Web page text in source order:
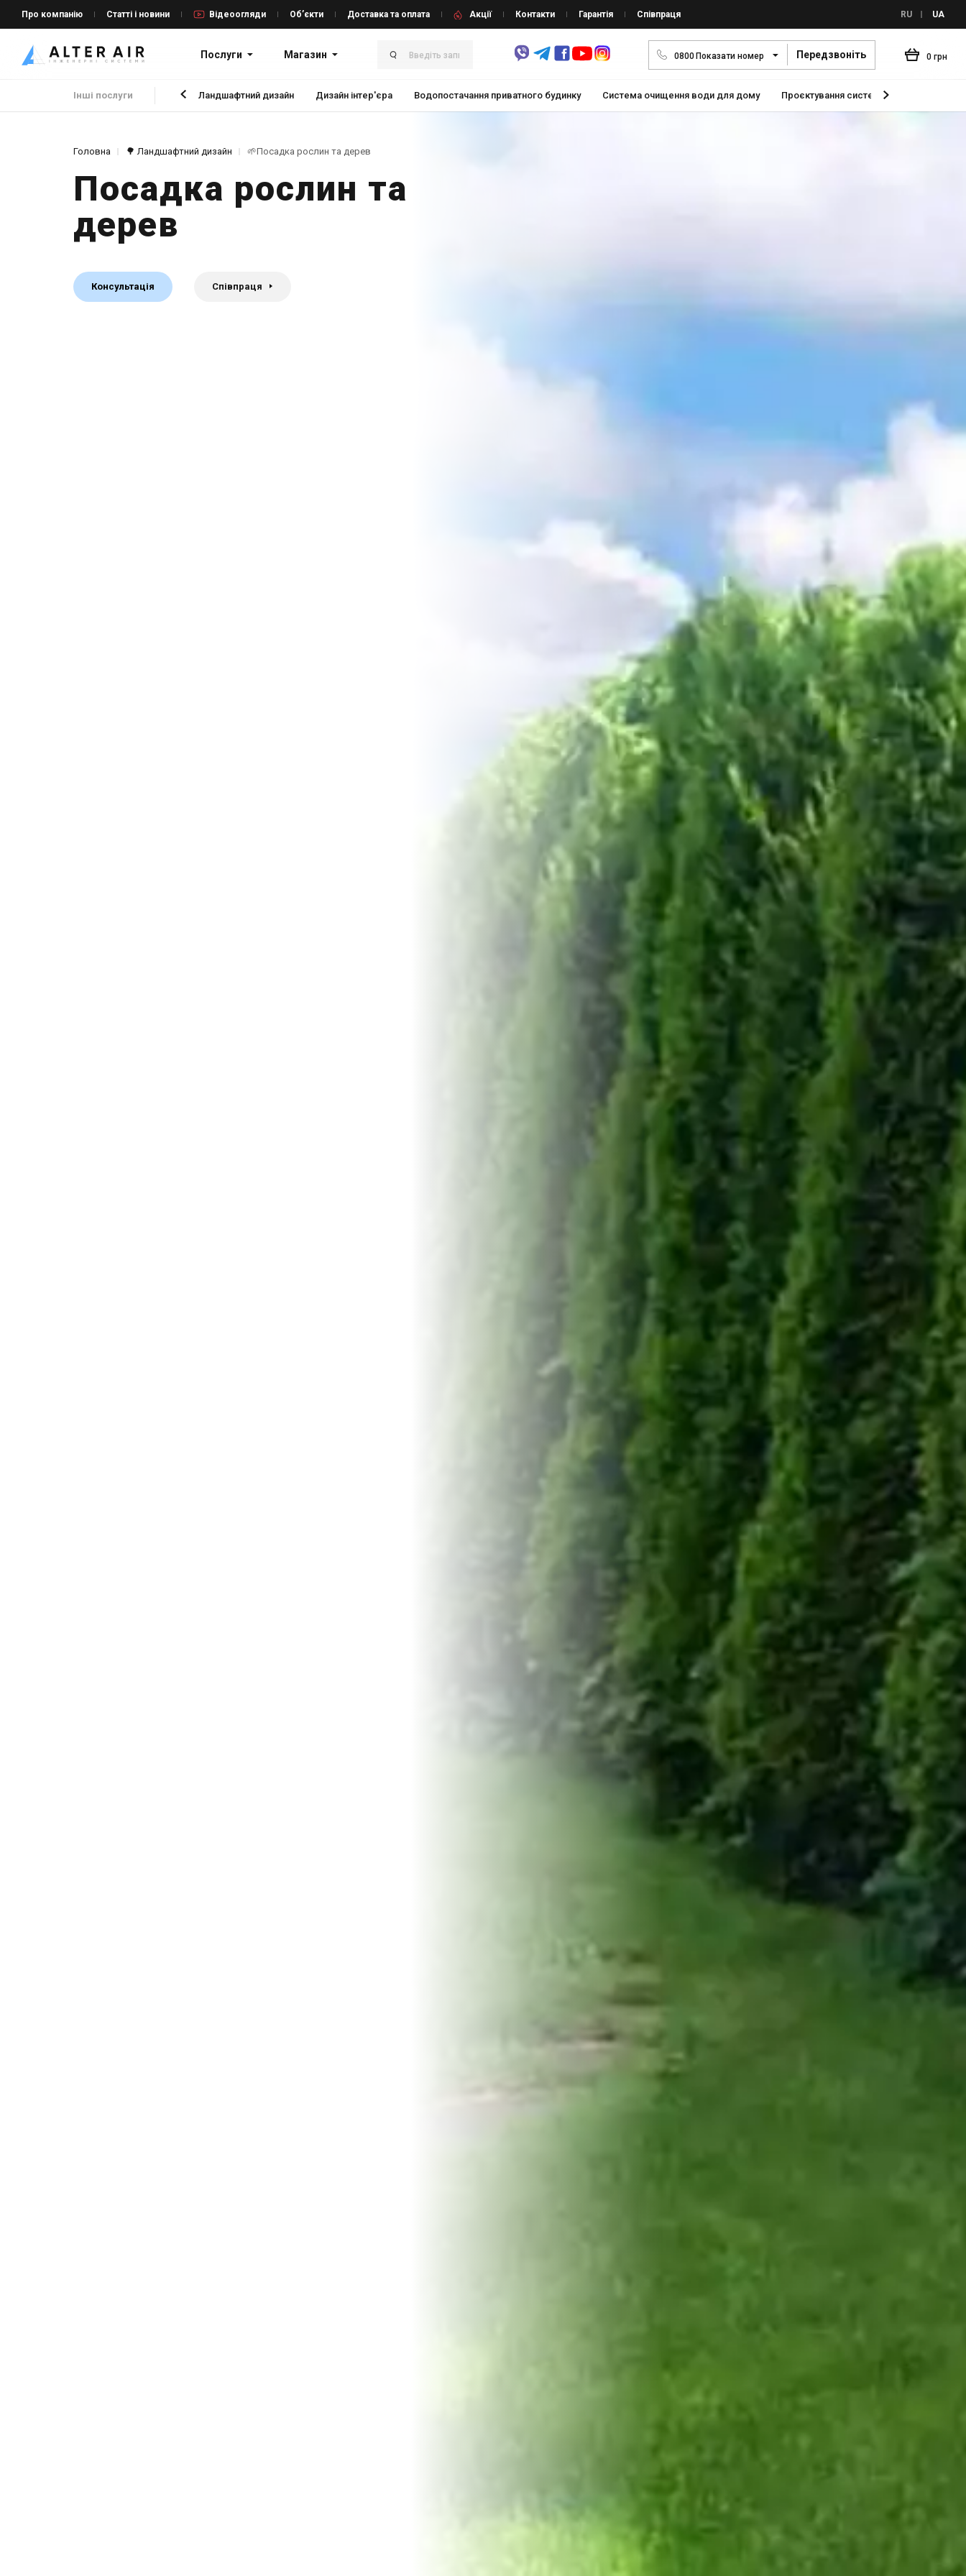
Про компанію Статті і новини Відеоогляди Об’єкти Доставка та оплата Акції Контакти Гарантія Співпраця RU UA
Послуги Магазин 0800Показати номер Передзвоніть 0 грн
Інші послуги Ландшафтний дизайн Дизайн інтер'єра Водопостачання приватного будинку Система очищення води для дому Проєктування систем автоматизації
Головна 🌳 Ландшафтний дизайн 🌱Посадка рослин та дерев
Посадка рослин та
дерев
Консультація Співпраця